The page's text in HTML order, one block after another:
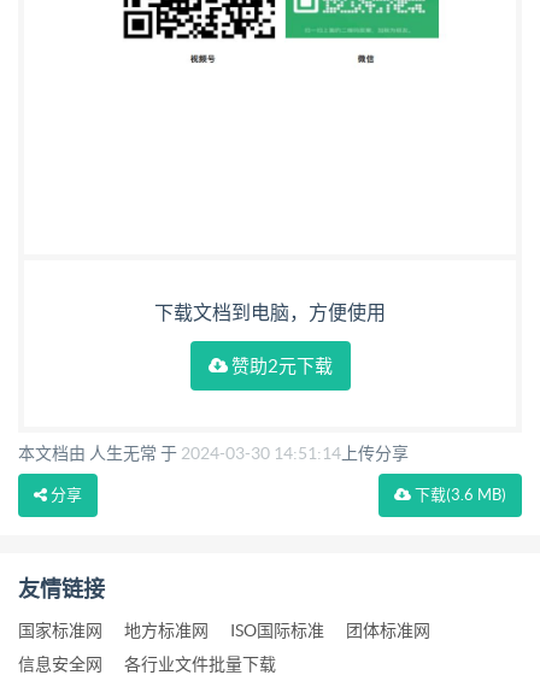
下载文档到电脑，方便使用
赞助2元下载
本文档由 人生无常 于 2024-03-30 14:51:14 上传分享
下载(3.6 MB)
分享
友情链接
国家标准网 地方标准网 ISO国际标准
团体标准网
信息安全网
各行业文件批量下载